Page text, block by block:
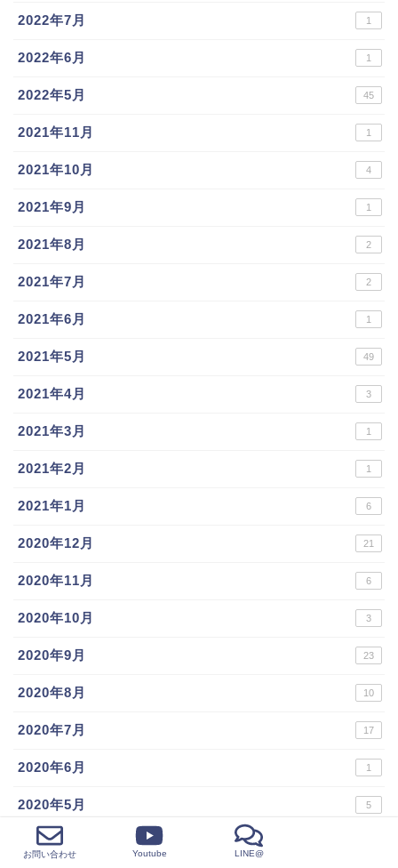
2022年7月 1
2022年6月 1
2022年5月 45
2021年11月 1
2021年10月 4
2021年9月 1
2021年8月 2
2021年7月 2
2021年6月 1
2021年5月 49
2021年4月 3
2021年3月 1
2021年2月 1
2021年1月 6
2020年12月 21
2020年11月 6
2020年10月 3
2020年9月 23
2020年8月 10
2020年7月 17
2020年6月 1
2020年5月 5
2020年4月
お問い合わせ Youtube LINE@